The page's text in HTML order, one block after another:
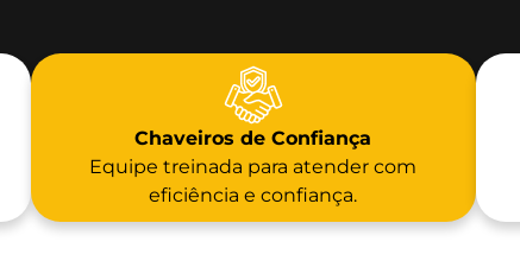
Chaveiros de Confiança
Equipe treinada para atender com
eficiência e confiança.